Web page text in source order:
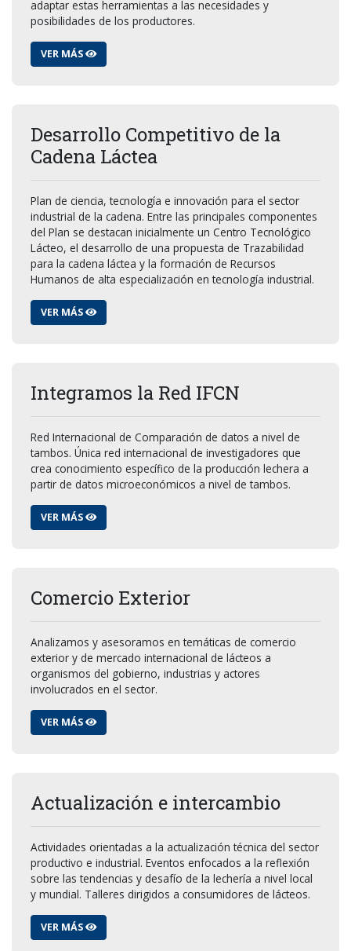
adaptar estas herramientas a las necesidades y
posibilidades de los productores.
VER MÁS
Desarrollo Competitivo de la
Cadena Láctea
Plan de ciencia, tecnología e innovación para el sector
industrial de la cadena. Entre las principales componentes
del Plan se destacan inicialmente un Centro Tecnológico
Lácteo, el desarrollo de una propuesta de Trazabilidad
para la cadena láctea y la formación de Recursos
Humanos de alta especialización en tecnología industrial.
VER MÁS
Integramos la Red IFCN
Red Internacional de Comparación de datos a nivel de
tambos. Única red internacional de investigadores que
crea conocimiento específico de la producción lechera a
partir de datos microeconómicos a nivel de tambos.
VER MÁS
Comercio Exterior
Analizamos y asesoramos en temáticas de comercio
exterior y de mercado internacional de lácteos a
organismos del gobierno, industrias y actores
involucrados en el sector.
VER MÁS
Actualización e intercambio
Actividades orientadas a la actualización técnica del sector
productivo e industrial. Eventos enfocados a la reflexión
sobre las tendencias y desafío de la lechería a nivel local
y mundial. Talleres dirigidos a consumidores de lácteos.
VER MÁS